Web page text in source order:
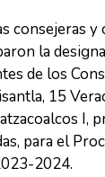
consejeras y
la
de los
15
I,
para el
2024.